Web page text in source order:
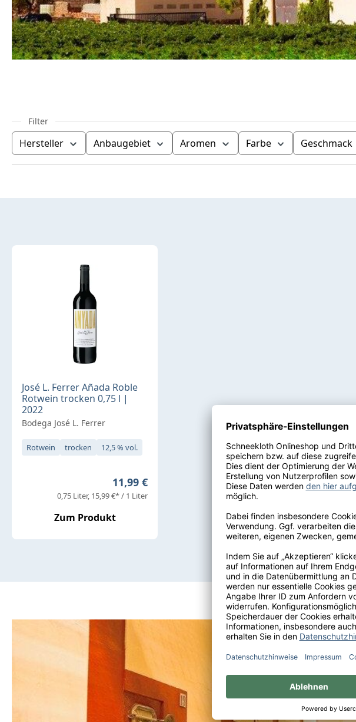
Hersteller Anbaugebiet Aromen Farbe Geschmack
José L. Ferrer Añada Roble
Rotwein trocken 0,75 l |
2022
Bodega José L. Ferrer
Rotwein trocken 12,5 % vol.
Regulärer Preis:
11,99 €
0,75 Liter 15,99 €* / 1 Liter
Zum Produkt